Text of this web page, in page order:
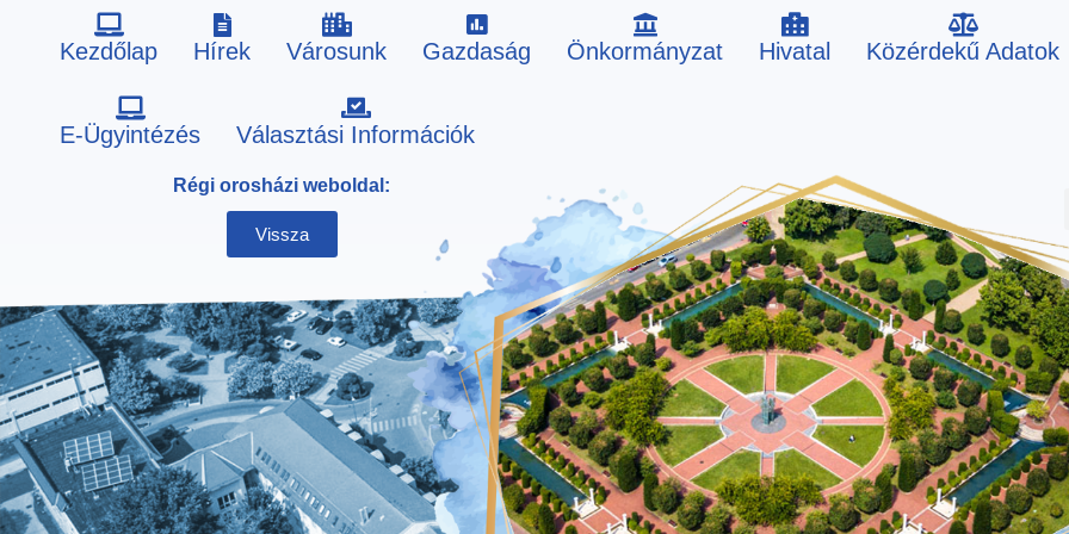
Kezdőlap Hírek Városunk Gazdaság Önkormányzat Hivatal Közérdekű Adatok
E-Ügyintézés Választási Információk
Régi orosházi weboldal:
Vissza